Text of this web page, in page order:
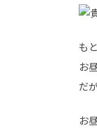
も
お
だ
お